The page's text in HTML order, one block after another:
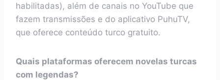
habilitadas), além de canais no YouTube que
fazem transmissões e do aplicativo PuhuTV,
que oferece conteúdo turco gratuito.
Quais plataformas oferecem novelas turcas
com legendas?